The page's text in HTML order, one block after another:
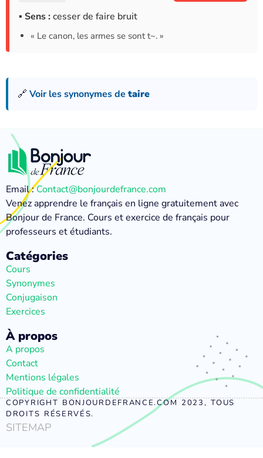
▪ Sens : cesser de faire bruit
« Le canon, les armes se sont t~. »
🔗 Voir les synonymes de taire
Email :Contact@bonjourdefrance.com
Venez apprendre le français en ligne gratuitement avec
Bonjour de France. Cours et exercice de français pour
professeurs et étudiants.
Catégories
Cours
Synonymes
Conjugaison
Exercices
À propos
A propos
Contact
Mentions légales
Politique de confidentialité
COPYRIGHT BONJOURDEFRANCE.COM 2023, TOUS
DROITS RÉSERVÉS.
SITEMAP